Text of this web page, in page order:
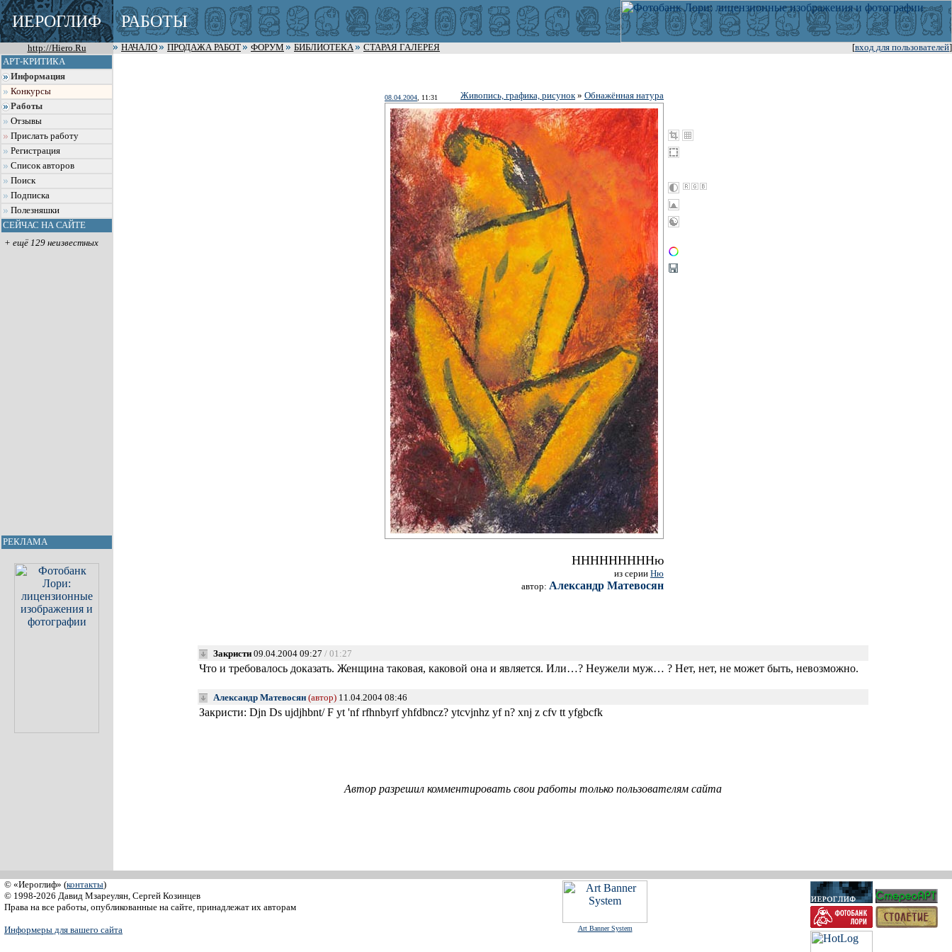
ИЕРОГЛИФ РАБОТЫ
http://Hiero.Ru [вход для пользователей]
НАЧАЛО ПРОДАЖА РАБОТ ФОРУМ БИБЛИОТЕКА
СТАРАЯ ГАЛЕРЕЯ
АРТ-КРИТИКА
Информация
Конкурсы
Работы
Отзывы
Прислать работу
Регистрация
Список авторов
Поиск
Подписка
Полезняшки
СЕЙЧАС НА САЙТЕ
+ ещё 129 неизвестных
РЕКЛАМА
08.04.2004 , 11:31 Живопись, графика, рисунок» Обнажённая натура
НННННННННю
из серии Ню
автор: Александр Матевосян
Закристи09.04.2004 09:27 / 01:27
Что и требовалось доказать. Женщина таковая, каковой она и является. Или…? Неужели муж… ? Нет, нет, не может быть, невозможно.
Александр Матевосян (автор)11.04.2004 08:46
Закристи: Djn Ds ujdjhbnt/ F yt 'nf rfhnbyrf yhfdbncz? ytcvjnhz yf n? xnj z cfv tt yfgbcfk
Автор разрешил комментировать свои работы только пользователям сайта
© «Иероглиф» (контакты)
© 1998-2026 Давид Мзареулян, Сергей Козинцев
Права на все работы, опубликованные на сайте, принадлежат их авторам
Информеры для вашего сайта Art Banner System